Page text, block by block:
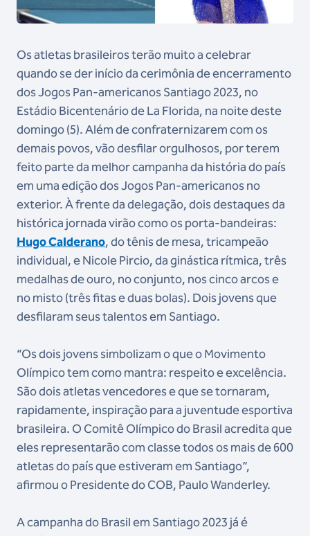
Os atletas brasileiros terão muito a celebrar
quando se der início da cerimônia de encerramento
dos Jogos Pan-americanos Santiago 2023, no
Estádio Bicentenário de La Florida, na noite deste
domingo (5). Além de confraternizarem com os
demais povos, vão desfilar orgulhosos, por terem
feito parte da melhor campanha da história do país
em uma edição dos Jogos Pan-americanos no
exterior. À frente da delegação, dois destaques da
histórica jornada virão como os porta-bandeiras:
Hugo Calderano, do tênis de mesa, tricampeão
individual, e Nicole Pircio, da ginástica rítmica, três
medalhas de ouro, no conjunto, nos cinco arcos e
no misto (três fitas e duas bolas). Dois jovens que
desfilaram seus talentos em Santiago.
“Os dois jovens simbolizam o que o Movimento
Olímpico tem como mantra: respeito e excelência.
São dois atletas vencedores e que se tornaram,
rapidamente, inspiração para a juventude esportiva
brasileira. O Comitê Olímpico do Brasil acredita que
eles representarão com classe todos os mais de 600
atletas do país que estiveram em Santiago”,
afirmou o Presidente do COB, Paulo Wanderley.
A campanha do Brasil em Santiago 2023 já é